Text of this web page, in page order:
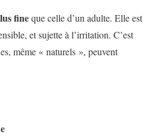
fineque celle d’un adulte. Elle est
et sujette à l’irritation. C’est
même « naturels », peuvent